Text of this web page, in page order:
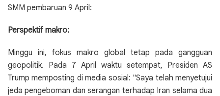
SMM pembaruan 9 April:
Perspektif makro:
Minggu ini, fokus makro global tetap pada gangguan
geopolitik. Pada 7 April waktu setempat, Presiden AS
Trump memposting di media sosial: "Saya telah menyetujui
jeda pengeboman dan serangan terhadap Iran selama dua